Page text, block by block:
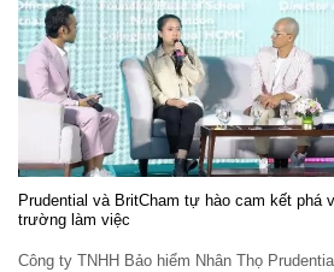
Prudential và BritCham tự hào cam kết phá
trường làm việc
Công ty TNHH Bảo hiểm Nhân Thọ